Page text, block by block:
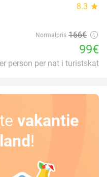
8.3 star
Normalpris 166€
99€
person per nat i turistskat
vakantie
!